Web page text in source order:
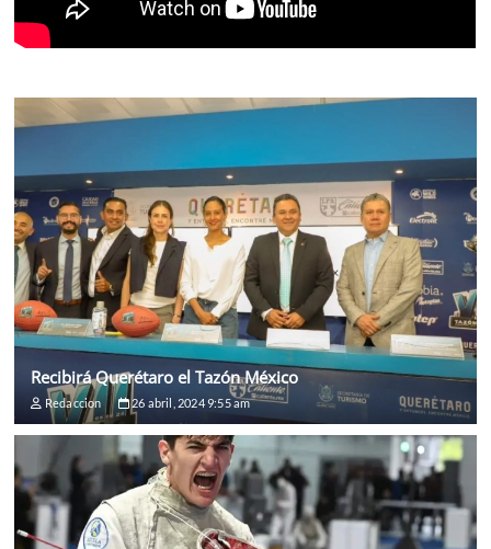
Recibirá Querétaro el Tazón México
Redaccion 26 abril, 2024 9:55 am